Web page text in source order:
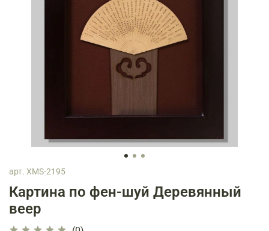
арт. XMS-2195
Картина по фен-шуй Деревянный
веер